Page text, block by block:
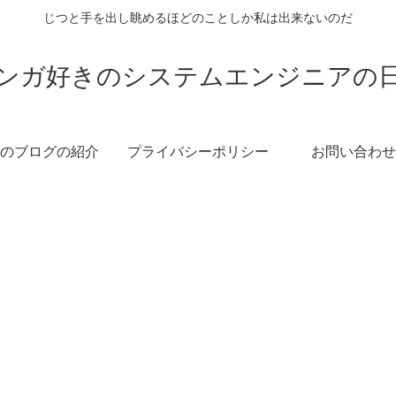
じつと手を出し眺めるほどのことしか私は出来ないのだ
ガ好きのシステムエンジニアの
ブログの紹介 プライバシーポリシー お問い合わせ